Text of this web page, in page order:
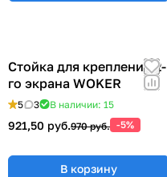
Стойка для крепления 2-
го экрана WOKER
5 3 В наличии: 15
921,50 руб.970 руб. -5%
В корзину